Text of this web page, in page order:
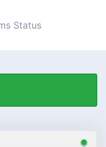
Status